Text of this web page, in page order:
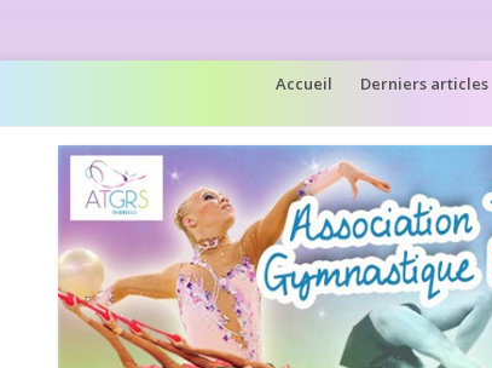
Aller
au
contenu
Accueil Derniers articles